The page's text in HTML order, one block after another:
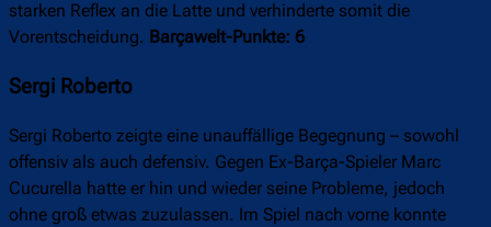
starken Reflex an die Latte und verhinderte somit die
Vorentscheidung. Barçawelt-Punkte: 6
Sergi Roberto
Sergi Roberto zeigte eine unauffällige Begegnung – sowohl
offensiv als auch defensiv. Gegen Ex-Barça-Spieler Marc
Cucurella hatte er hin und wieder seine Probleme, jedoch
ohne groß etwas zuzulassen. Im Spiel nach vorne konnte